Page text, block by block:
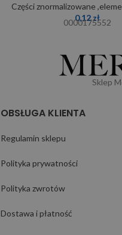
Części znormalizowane
0,12zł
0000175552
Sklep
OBSŁUGA KLIENTA
Regulamin sklepu
Polityka prywatności
Polityka zwrotów
Dostawa i płatność